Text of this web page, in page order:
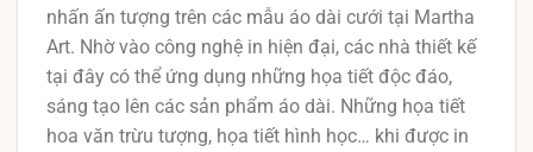
nhấn ấn tượng trên các mẫu áo dài cưới tại Martha
Art. Nhờ vào công nghệ in hiện đại, các nhà thiết kế
tại đây có thể ứng dụng những họa tiết độc đáo,
sáng tạo lên các sản phẩm áo dài. Những họa tiết
hoa văn trừu tượng, họa tiết hình học… khi được in